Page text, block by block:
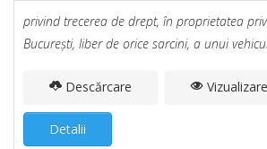
privind trecerea de drept, în proprietatea
Bucureşti, liber de orice sarcini, a unui
Descărcare Vizualizare
Detalii